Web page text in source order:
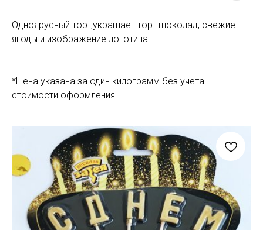
Одноярусный торт,украшает торт шоколад, свежие
ягоды и изображение логотипа
*Цена указана за один килограмм без учета
стоимости оформления.